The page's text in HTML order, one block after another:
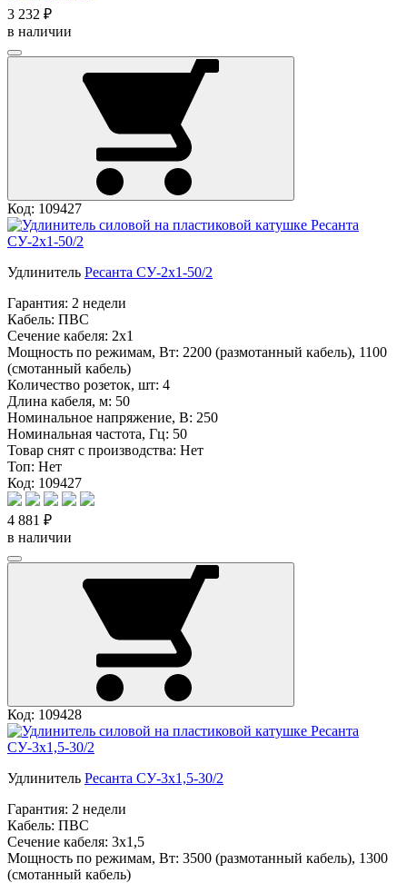
3 232 ₽
в наличии
Код: 109427
Удлинитель Ресанта СУ-2х1-50/2
Гарантия: 2 недели
Кабель: ПВС
Сечение кабеля: 2х1
Мощность по режимам, Вт: 2200 (размотанный кабель), 1100
(смотанный кабель)
Количество розеток, шт: 4
Длина кабеля, м: 50
Номинальное напряжение, В: 250
Номинальная частота, Гц: 50
Товар снят с производства: Нет
Топ: Нет
Код: 109427
4 881 ₽
в наличии
Код: 109428
Удлинитель Ресанта СУ-3х1,5-30/2
Гарантия: 2 недели
Кабель: ПВС
Сечение кабеля: 3х1,5
Мощность по режимам, Вт: 3500 (размотанный кабель), 1300
(смотанный кабель)